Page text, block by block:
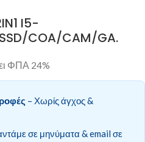
I5-
COA/CAM/GA.
ΦΠΑ 24%
– Χωρίς άγχος &
σε μηνύματα & email σε